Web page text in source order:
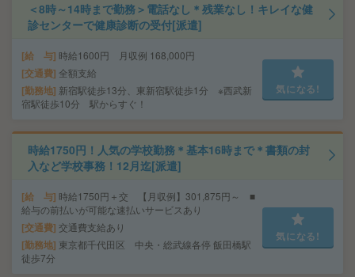
＜8時～14時まで勤務＞電話なし＊残業なし！キレイな健
診センターで健康診断の受付[派遣]
給 与 時給1600円 月収例 168,000円
交通費 全額支給
勤務地 新宿駅徒歩13分、東新宿駅徒歩1分 ※西武新
宿駅徒歩10分 駅からすぐ！
気になる!
時給1750円！人気の学校勤務＊基本16時まで＊書類の封
入など学校事務！12月迄[派遣]
給 与 時給1750円＋交 【月収例】301,875円～ ■
給与の前払いが可能な速払いサービスあり
交通費 交通費支給あり
勤務地 東京都千代田区 中央・総武線各停 飯田橋駅
徒歩7分
気になる!